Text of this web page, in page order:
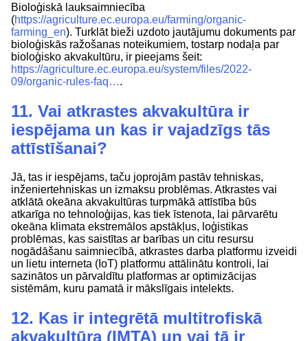
Bioloģiskā lauksaimniecība
(https://agriculture.ec.europa.eu/farming/organic-
farming_en). Turklāt bieži uzdoto jautājumu dokuments par
bioloģiskās ražošanas noteikumiem, tostarp nodaļa par
bioloģisko akvakultūru, ir pieejams šeit:
https://agriculture.ec.europa.eu/system/files/2022-
09/organic-rules-faq….
11. Vai atkrastes akvakultūra ir
iespējama un kas ir vajadzīgs tās
attīstīšanai?
Jā, tas ir iespējams, taču joprojām pastāv tehniskas,
inženiertehniskas un izmaksu problēmas. Atkrastes vai
atklātā okeāna akvakultūras turpmākā attīstība būs
atkarīga no tehnoloģijas, kas tiek īstenota, lai pārvarētu
okeāna klimata ekstremālos apstākļus, loģistikas
problēmas, kas saistītas ar barības un citu resursu
nogādāšanu saimniecībā, atkrastes darba platformu izveidi
un lietu interneta (IoT) platformu attālinātu kontroli, lai
sazinātos un pārvaldītu platformas ar optimizācijas
sistēmām, kuru pamatā ir mākslīgais intelekts.
12. Kas ir integrētā multitrofiskā
akvakultūra (IMTA) un vai tā ir